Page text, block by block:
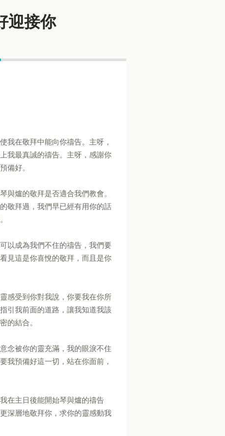
迎接你
我在敬拜中能向你禱告。主呀，
我最真誠的禱告。主呀，感謝你
備好。
與爐的敬拜是否適合我們教會。
敬拜過，我們早已經有用你的話
以成為我們不住的禱告，我們要
見這是你喜悅的敬拜，而且是你
感受到你對我說，你要我在你所
引我前面的道路，讓我知道我該
的結合。
念被你的靈充滿，我的眼淚不住
我預備好這一切，站在你面前，
在主日後能開始琴與爐的禱告
深層地敬拜你，求你的靈感動我